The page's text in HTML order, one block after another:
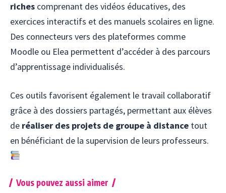
riches comprenant des vidéos éducatives, des
exercices interactifs et des manuels scolaires en ligne.
Des connecteurs vers des plateformes comme
Moodle ou Elea permettent d’accéder à des parcours
d’apprentissage individualisés.
Ces outils favorisent également le travail collaboratif
grâce à des dossiers partagés, permettant aux élèves
de réaliser des projets de groupe à distance tout
en bénéficiant de la supervision de leurs professeurs.
Vous pouvez aussi aimer